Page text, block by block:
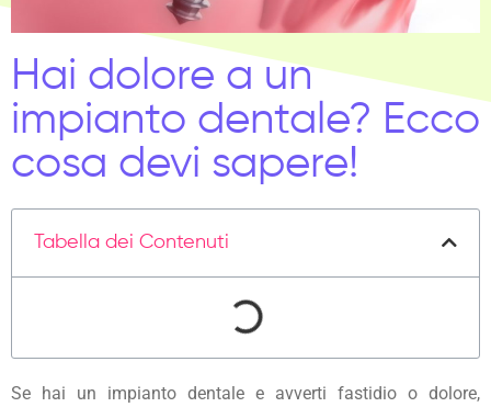
Hai dolore a un
impianto dentale? Ecco
cosa devi sapere!
Tabella dei Contenuti
Se hai un impianto dentale e avverti fastidio o dolore,